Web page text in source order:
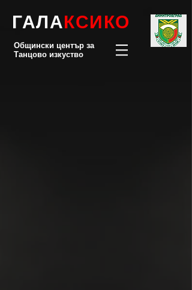
ГАЛАКСИКО
Общински център за
Танцово изкуство